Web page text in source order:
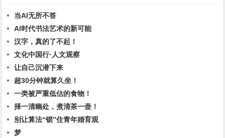
当AI无所不答
AI时代书法艺术的新可能
汉字，真的了不起！
文化中国行·人文观察
让自己沉潜下来
超30分钟就算久坐！
一类被严重低估的食物！
择一清幽处，煮清茶一壶！
别让算法“锁”住青年婚育观
梦